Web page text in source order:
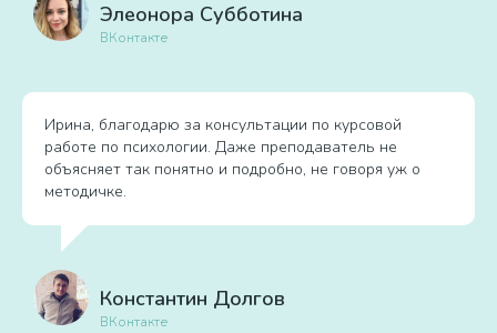
Элеонора Субботина
ВКонтакте
Ирина, благодарю за консультации по курсовой
работе по психологии. Даже преподаватель не
объясняет так понятно и подробно, не говоря уж о
методичке.
Константин Долгов
ВКонтакте